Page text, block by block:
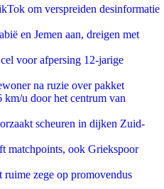
om verspreiden desinformatie
en Jemen aan, dreigen met
voor afpersing 12-jarige
na ruzie over pakket
km/u door het centrum van
scheuren in dijken Zuid-
matchpoints, ook Griekspoor
ruime zege op promovendus